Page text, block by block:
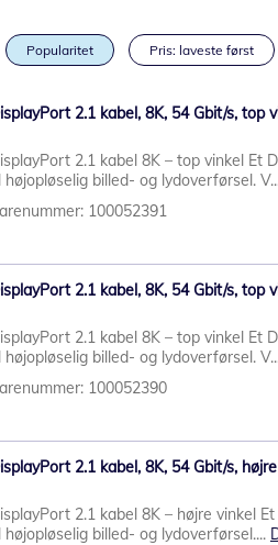
Popularitet Pris: laveste først
2.1 kabel, 8K, 54 Gbit/s, top
2.1 kabel 8K – top vinkel Et
højopløselig billed- og lydoverførsel.
100052391
2.1 kabel, 8K, 54 Gbit/s, top
2.1 kabel 8K – top vinkel Et
højopløselig billed- og lydoverførsel.
100052390
2.1 kabel, 8K, 54 Gbit/s,
2.1 kabel 8K – højre vinkel
højopløselig billed- og lydoverførsel....